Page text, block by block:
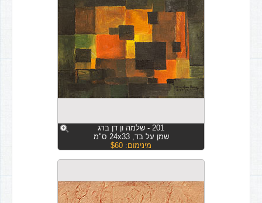
201 - שלמה ון דן ברג
שמן על בד, 24x33 ס"מ
מינימום: $60